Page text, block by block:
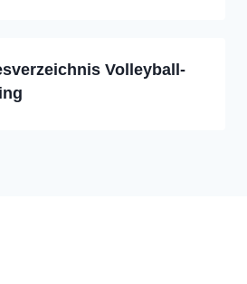
Volleyball-